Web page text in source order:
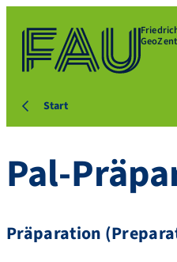
Start
Pal-
Präparation